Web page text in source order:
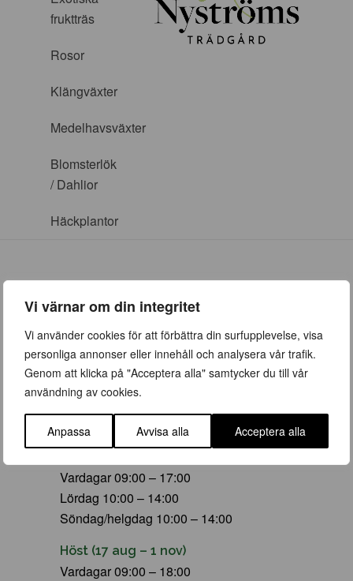
Vi värnar om din integritet
Vi använder cookies för att förbättra din surfupplevelse, visa
personliga annonser eller innehåll och analysera vår trafik.
Genom att klicka på "Acceptera alla" samtycker du till vår
användning av cookies.
Anpassa Avvisa alla Acceptera alla
fruktträs
Rosor
Klängväxter
Medelhavsväxter
Blomsterlök
/ Dahlior
Häckplantor
ÖPPETTIDER
Vår (23 mars – 28 juni)
Vardagar 09:00 – 19:00
Lördag 10:00 – 16:00
Söndag/helgdag 10:00 – 16:00
Vardagar 09:00 – 17:00
Lördag 10:00 – 14:00
Söndag/helgdag 10:00 – 14:00
Höst (17 aug – 1 nov)
Vardagar 09:00 – 18:00